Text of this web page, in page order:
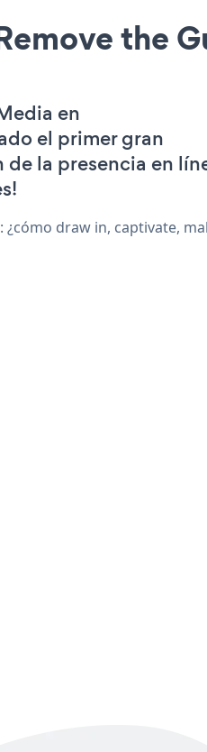
the
en
el primer gran
la presencia en
draw in, captivate,